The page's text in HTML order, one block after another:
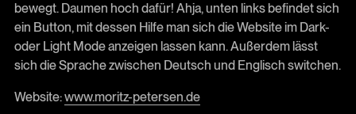
bewegt. Daumen hoch dafür! Ahja, unten links befindet sich
ein Button, mit dessen Hilfe man sich die Website im Dark-
oder Light Mode anzeigen lassen kann. Außerdem lässt
sich die Sprache zwischen Deutsch und Englisch switchen.
Website:www.moritz-petersen.de